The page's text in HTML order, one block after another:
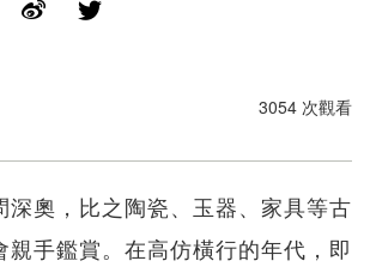
3054 次觀看
深奧，比之陶瓷、玉器、家具等古
親手鑑賞。在高仿橫行的年代，即